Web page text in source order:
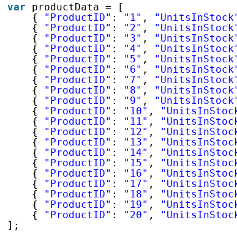
var
productData = [
{
"ProductID" : "1" ,
{
"ProductID" : "2" ,
{
"ProductID" : "3" ,
{
"ProductID" : "4" ,
{
"ProductID" : "5" ,
{
"ProductID" : "6" ,
{
"ProductID" : "7" ,
{
"ProductID" : "8" ,
{
"ProductID" : "9" ,
{
"ProductID" : "10" ,
{
"ProductID" : "11" ,
{
"ProductID" : "12" ,
{
"ProductID" : "13" ,
{
"ProductID" : "14" ,
{
"ProductID" : "15" ,
{
"ProductID" : "16" ,
{
"ProductID" : "17" ,
{
"ProductID" : "18" ,
{
"ProductID" : "19" ,
{
"ProductID" : "20" ,
];